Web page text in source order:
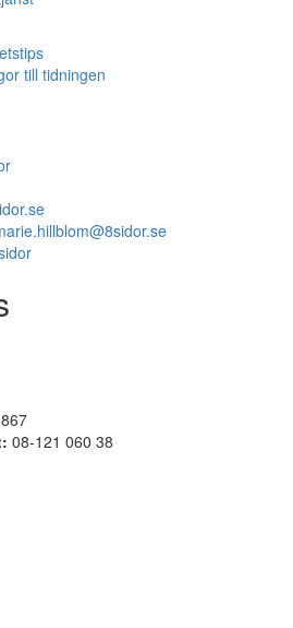
till tidningen
08-121 060 38